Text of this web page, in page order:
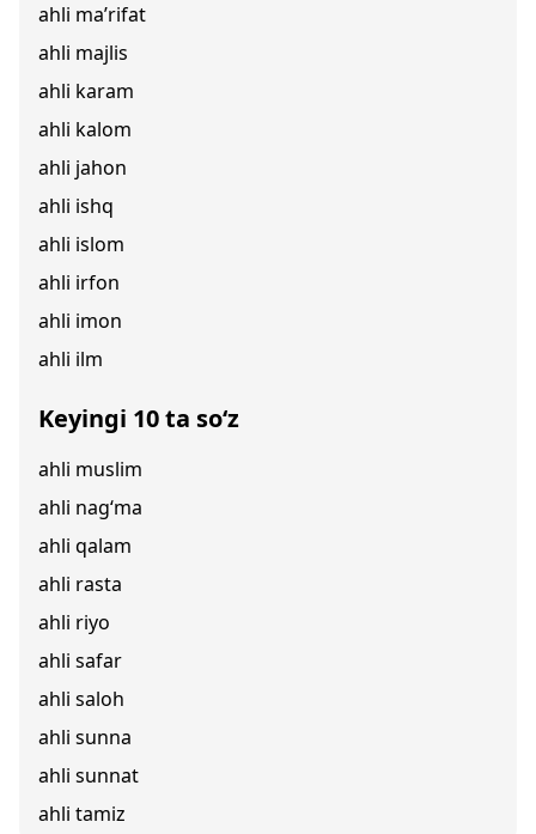
ahli ma’rifat
ahli majlis
ahli karam
ahli kalom
ahli jahon
ahli ishq
ahli islom
ahli irfon
ahli imon
ahli ilm
Keyingi 10 ta so‘z
ahli muslim
ahli nag‘ma
ahli qalam
ahli rasta
ahli riyo
ahli safar
ahli saloh
ahli sunna
ahli sunnat
ahli tamiz